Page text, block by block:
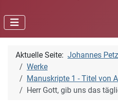
Aktuelle Seite: Johannes
Werke
Manuskripte 1 - Titel von
Herr Gott, gib uns das